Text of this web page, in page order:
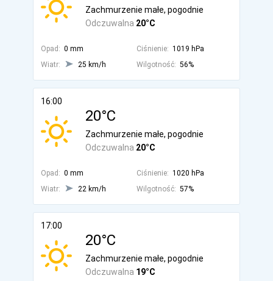
Odczuwalna 20°C
Zachmurzenie małe, pogodnie
Opad: 0 mm Ciśnienie: 1019 hPa
Wiatr:
25 km/h Wilgotność: 56%
16:00
20°C
Odczuwalna 20°C
Zachmurzenie małe, pogodnie
Opad: 0 mm Ciśnienie: 1020 hPa
Wiatr:
22 km/h Wilgotność: 57%
17:00
20°C
Odczuwalna 19°C
Zachmurzenie małe, pogodnie